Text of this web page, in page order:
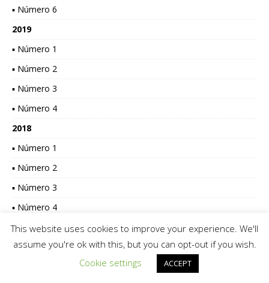
▪ Número 6
2019
▪ Número 1
▪ Número 2
▪ Número 3
▪ Número 4
2018
▪ Número 1
▪ Número 2
▪ Número 3
▪ Número 4
2017
▪ Número 1
This website uses cookies to improve your experience. We'll
assume you're ok with this, but you can opt-out if you wish.
Cookie settings
ACCEPT